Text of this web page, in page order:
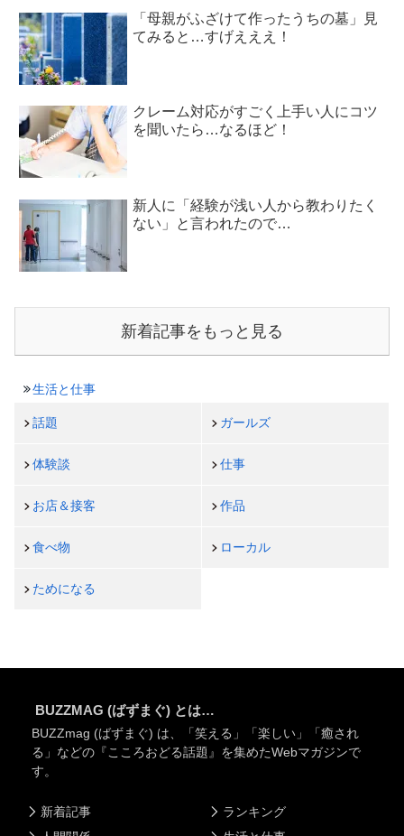
「母親がふざけて作ったうちの墓」見
てみると…すげえええ！
クレーム対応がすごく上手い人にコツ
を聞いたら…なるほど！
新人に「経験が浅い人から教わりたく
ない」と言われたので…
新着記事をもっと見る
生活と仕事
話題 ガールズ
体験談 仕事
お店＆接客 作品
食べ物 ローカル
ためになる
BUZZMAG (ばずまぐ) とは…
BUZZmag (ばずまぐ) は、「笑える」「楽しい」「癒され
る」などの『こころおどる話題』を集めたWebマガジンで
す。
新着記事
ランキング